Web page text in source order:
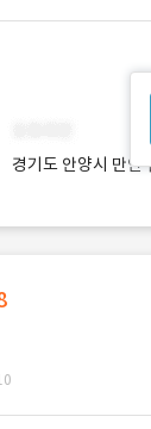
경기도 안양시 만안